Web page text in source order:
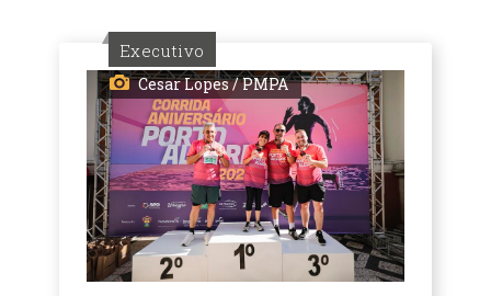
Executivo
Cesar Lopes / PMPA